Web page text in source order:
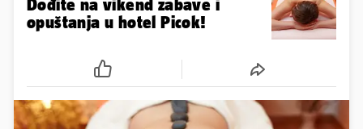
Dođite na vikend zabave i
opuštanja u hotel Picok!